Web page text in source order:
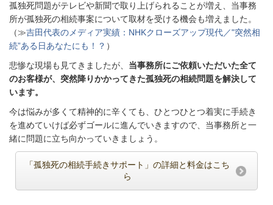
孤独死問題がテレビや新聞で取り上げられることが増え、当事務
所が孤独死の相続事案について取材を受ける機会も増えました。
（≫吉田代表のメディア実績：NHKクローズアップ現代／"突然相
続”ある日あなたにも！？ ）
悲惨な現場も見てきましたが、 当事務所にご依頼いただいた全て
のお客様が、突然降りかかってきた孤独死の相続問題を解決して
います。
今は悩みが多くて精神的に辛くても、ひとつひとつ着実に手続き
を進めていけば必ずゴールに進んでいきますので、当事務所と一
緒に問題に立ち向かっていきましょう。
「孤独死の相続手続きサポート」の詳細と料金はこち
ら